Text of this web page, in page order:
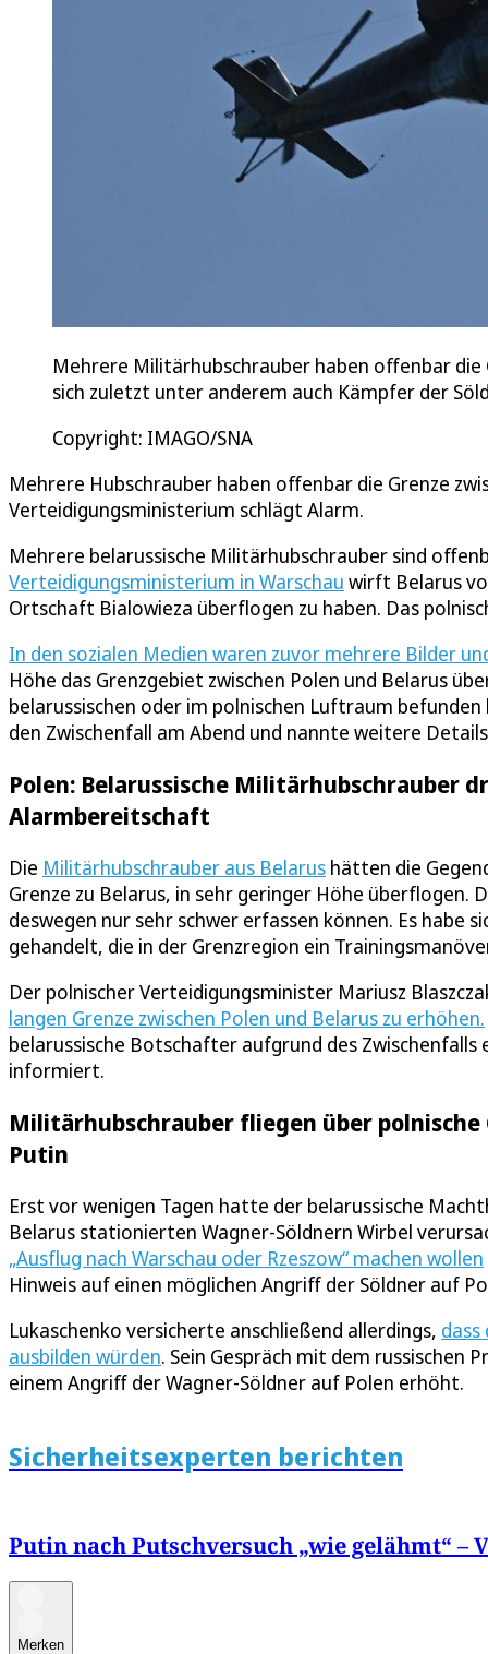
Mehrere Militärhubschrauber haben offenbar
sich zuletzt unter anderem auch Kämpfer der
Copyright: IMAGO/SNA
Mehrere Hubschrauber haben offenbar die Grenze
Verteidigungsministerium schlägt Alarm.
Mehrere belarussische Militärhubschrauber sind
Verteidigungsministerium in Warschau wirft Belarus
Ortschaft Bialowieza überflogen zu haben. Das
In den sozialen Medien waren zuvor mehrere Bilder
Höhe das Grenzgebiet zwischen Polen und Belarus
belarussischen oder im polnischen Luftraum
den Zwischenfall am Abend und nannte weitere
Polen: Belarussische Militärhubschrauber
Alarmbereitschaft
Die Militärhubschrauber aus Belarus hätten die
Grenze zu Belarus, in sehr geringer Höhe
deswegen nur sehr schwer erfassen können. Es
gehandelt, die in der Grenzregion ein
Der polnischer Verteidigungsminister Mariusz
langen Grenze zwischen Polen und Belarus zu erhöhen.
belarussische Botschafter aufgrund des
informiert.
Militärhubschrauber fliegen über
Putin
Erst vor wenigen Tagen hatte der belarussische
Belarus stationierten Wagner-Söldnern Wirbel
„Ausflug nach Warschau oder Rzeszow“ machen wollen
Hinweis auf einen möglichen Angriff der Söldner auf
Lukaschenko versicherte anschließend allerdings,
ausbilden würden. Sein Gespräch mit dem russischen
einem Angriff der Wagner-Söldner auf Polen erhöht.
Sicherheitsexperten berichten
Putin nach Putschversuch „wie gelähmt“
Merken